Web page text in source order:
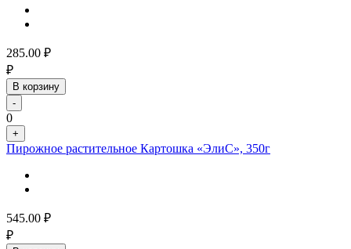
285.00 ₽
₽
В корзину
-
0
+
Пирожное растительное Картошка «ЭлиС», 350г
545.00 ₽
₽